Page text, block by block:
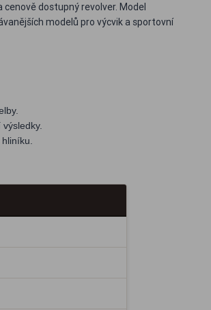
cenově dostupný revolver. Model
modelů pro výcvik a sportovní